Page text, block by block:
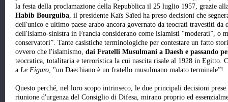
la festa della proclamazione della Repubblica il 25 luglio 1957, grazie
Habib Bourguiba, il presidente Kaïs Saïed ha preso decisioni che
dell'unico e ultimo paese arabo ancora governato da teocrati travestiti
dell'islamo-sinistra in Francia considerano come islamisti “moderati”, o
conservatori”. Tante casistiche terminologiche per contestare un fatto
ovvero che l'islamismo, dai Fratelli Musulmani a Daesh e passando
teocratica, totalitaria e terroristica la cui nascita risale al 1928 in Egitto.
a Le Figaro, "un Daechiano è un fratello musulmano malato terminale”!
Questo perché, nel loro scopo intrinseco, le due principali decisioni
riunione d'urgenza del Consiglio di Difesa, mirano proprio ed